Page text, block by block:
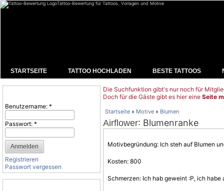
Tattoo-Bewertung für Tattoos, Vorlagen und Motive
STARTSEITE TATTOO HOCHLADEN BESTE TATTOOS
Benutzername: *
Passwort: *
Registrieren
Passwort vergessen
Die Suchfunktion gibt's nur noch für
Doch für die Gäste gibt es hier eine Seite
Startseite » Motive » Blumen
Airflower: Blumenranke
Motivbegründung: Ich steh auf Blumen
Kosten: 800
Schmerzen: Ich hab geweint :P, ich